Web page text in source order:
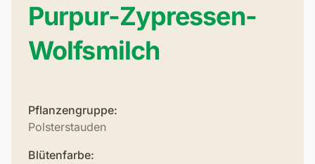
Purpur-Zypressen-
Wolfsmilch
Pflanzengruppe:
Polsterstauden
Blütenfarbe: